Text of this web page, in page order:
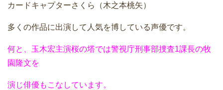
カードキャプターさくら（木之本桃矢）
多くの作品に出演して人気を博している声優です。
何と、玉木宏主演桜の塔では警視庁刑事部捜査1課長の牧
園隆文を
演じ俳優もこなしています。